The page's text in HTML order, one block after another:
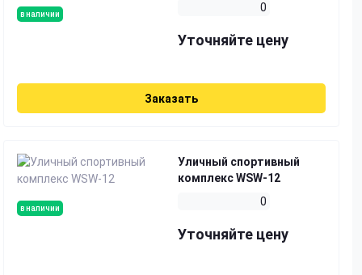
в наличии
0
Уточняйте цену
Заказать
в наличии
Уличный спортивный
комплекс WSW-12
0
Уточняйте цену